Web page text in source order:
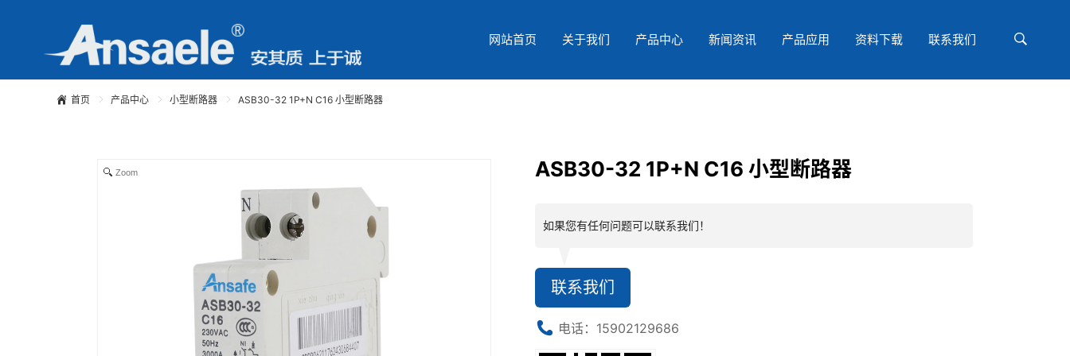
网站首页 关于我们 产品中心 新闻资讯 产品应用 资料下载 联系我们
首页 产品中心 小型断路器 ASB30-32 1P+N C16 小型断路器
Zoom ASB30-32 1P+N C16 小型断路器
如果您有任何问题可以联系我们！
联系我们
电话：15902129686